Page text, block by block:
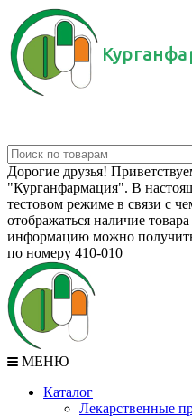
Дорогие друзья!
"Курганфармация". В
тестовом режиме в связи с
отображаться наличие
информацию можно
по номеру 410-010
МЕНЮ
Каталог
Лекарственные